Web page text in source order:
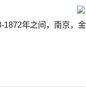
1872年之间，南京，